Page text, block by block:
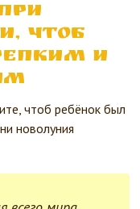
чтоб
и
чтоб ребёнок был
новолуния